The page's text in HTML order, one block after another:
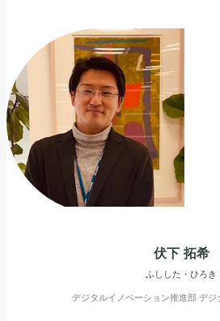
伏下 拓希
ふしした・ひろき
デジタルイノベーション推進部 デ